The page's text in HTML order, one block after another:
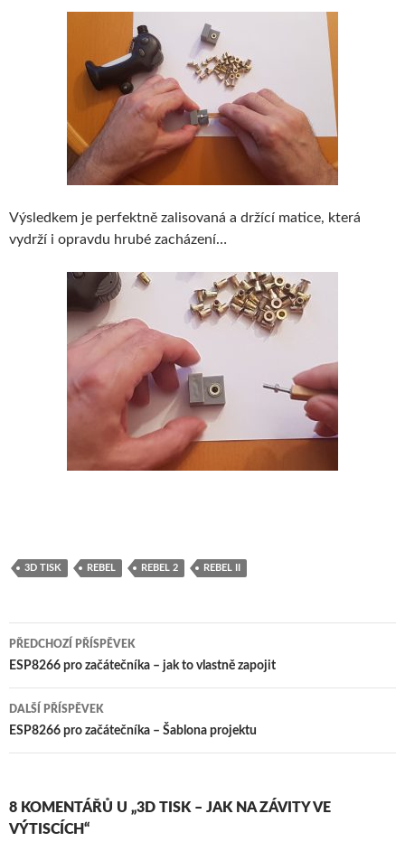
Výsledkem je perfektně zalisovaná a držící matice, která
vydrží i opravdu hrubé zacházení…
3D TISK REBEL REBEL 2 REBEL II
Navigace
pro
příspěvky
PŘEDCHOZÍ PŘÍSPĚVEK
ESP8266 pro začátečníka – jak to vlastně zapojit
DALŠÍ PŘÍSPĚVEK
ESP8266 pro začátečníka – Šablona projektu
8 KOMENTÁŘŮ U „3D TISK – JAK NA ZÁVITY VE
VÝTISCÍCH“